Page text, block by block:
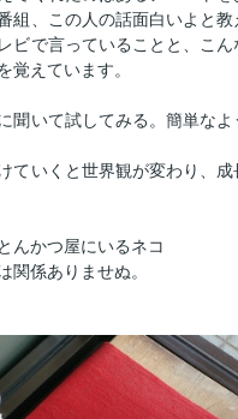
組、この人の話面白いよと
ビで言っていることと、こ
覚えています。
聞いて試してみる。簡単な
ていくと世界観が変わり、
んかつ屋にいるネコ
関係ありませぬ。